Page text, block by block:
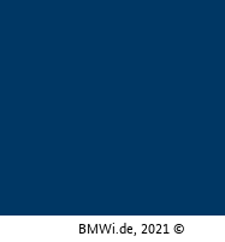
BMWi.de, 2021 ©